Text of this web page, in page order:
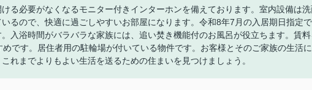
る必要がなくなるモニター付きインターホンを備えております。室内設備は
るので、快適に過ごしやすいお部屋になります。令和8年7月の入居期日指定で
入浴時間がバラバラな家族には、追い焚き機能付のお風呂が役立ちます。賃
です。居住者用の駐輪場が付いている物件です。お客様とそのご家族の生活に
れまでよりもよい生活を送るための住まいを見つけましょう。